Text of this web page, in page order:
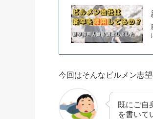
今回はそんなビルメン志
既にご自
を書いて